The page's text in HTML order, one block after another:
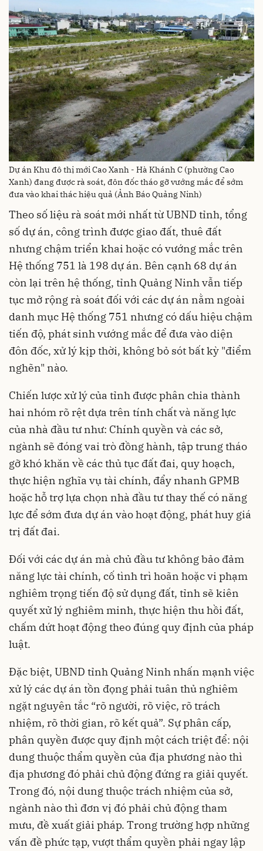
Dự án Khu đô thị mới Cao Xanh - Hà Khánh C (phường Cao
Xanh) đang được rà soát, đôn đốc tháo gỡ vướng mắc để sớm
đưa vào khai thác hiệu quả (Ảnh Báo Quảng Ninh)
Theo số liệu rà soát mới nhất từ UBND tỉnh, tổng
số dự án, công trình được giao đất, thuê đất
nhưng chậm triển khai hoặc có vướng mắc trên
Hệ thống 751 là 198 dự án. Bên cạnh 68 dự án
còn lại trên hệ thống, tỉnh Quảng Ninh vẫn tiếp
tục mở rộng rà soát đối với các dự án nằm ngoài
danh mục Hệ thống 751 nhưng có dấu hiệu chậm
tiến độ, phát sinh vướng mắc để đưa vào diện
đôn đốc, xử lý kịp thời, không bỏ sót bất kỳ "điểm
nghẽn" nào.
Chiến lược xử lý của tỉnh được phân chia thành
hai nhóm rõ rệt dựa trên tính chất và năng lực
của nhà đầu tư như: Chính quyền và các sở,
ngành sẽ đóng vai trò đồng hành, tập trung tháo
gỡ khó khăn về các thủ tục đất đai, quy hoạch,
thực hiện nghĩa vụ tài chính, đẩy nhanh GPMB
hoặc hỗ trợ lựa chọn nhà đầu tư thay thế có năng
lực để sớm đưa dự án vào hoạt động, phát huy giá
trị đất đai.
Đối với các dự án mà chủ đầu tư không bảo đảm
năng lực tài chính, cố tình trì hoãn hoặc vi phạm
nghiêm trọng tiến độ sử dụng đất, tỉnh sẽ kiên
quyết xử lý nghiêm minh, thực hiện thu hồi đất,
chấm dứt hoạt động theo đúng quy định của pháp
luật.
Đặc biệt, UBND tỉnh Quảng Ninh nhấn mạnh việc
xử lý các dự án tồn đọng phải tuân thủ nghiêm
ngặt nguyên tắc “rõ người, rõ việc, rõ trách
nhiệm, rõ thời gian, rõ kết quả”. Sự phân cấp,
phân quyền được quy định một cách triệt để: nội
dung thuộc thẩm quyền của địa phương nào thì
địa phương đó phải chủ động đứng ra giải quyết.
Trong đó, nội dung thuộc trách nhiệm của sở,
ngành nào thì đơn vị đó phải chủ động tham
mưu, đề xuất giải pháp. Trong trường hợp những
vấn đề phức tạp, vượt thẩm quyền phải ngay lập